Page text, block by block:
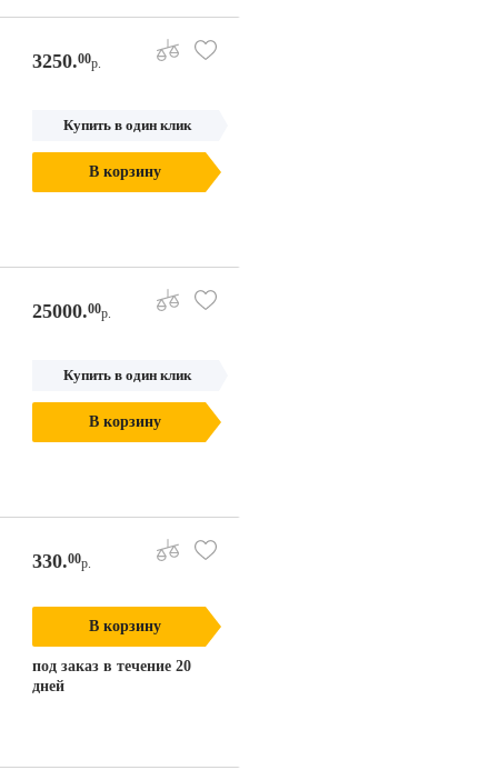
3250.00р.
Купить в один клик
В корзину
25000.00р.
Купить в один клик
В корзину
330.00р.
В корзину
под заказ в течение 20
дней